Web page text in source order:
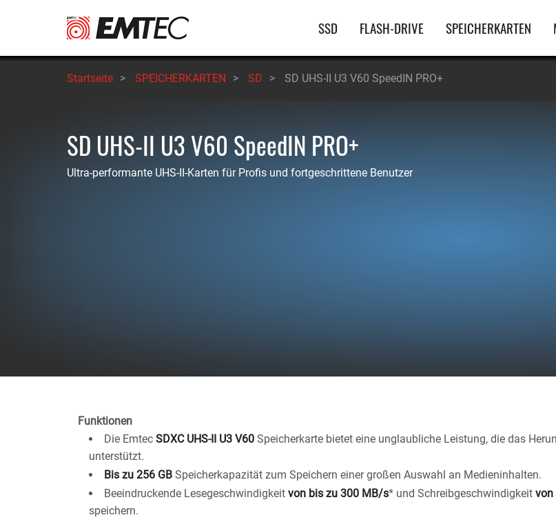
Hauptnavigation
SSD FLASH-DRIVE SPEICHERKARTEN
Startseite > SPEICHERKARTEN > SD > SD UHS-II U3 V60 SpeedIN PRO+
SD UHS-II U3 V60 SpeedIN PRO+
Ultra-performante UHS-II-Karten für Profis und fortgeschrittene Benutzer
Funktionen
Die Emtec SDXC UHS-II U3 V60 Speicherkarte bietet eine unglaubliche Leistung, die das
unterstützt.
Bis zu 256 GB Speicherkapazität zum Speichern einer großen Auswahl an Medieninhalten.
Beeindruckende Lesegeschwindigkeit von bis zu 300 MB/s* und Schreibgeschwindigkeit von
speichern.